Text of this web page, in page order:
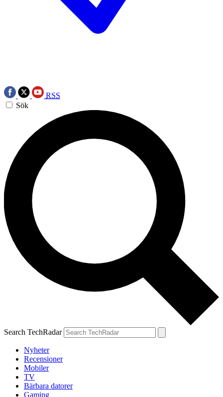
RSS
Sök
Search TechRadar
Nyheter
Recensioner
Mobiler
TV
Bärbara datorer
Gaming